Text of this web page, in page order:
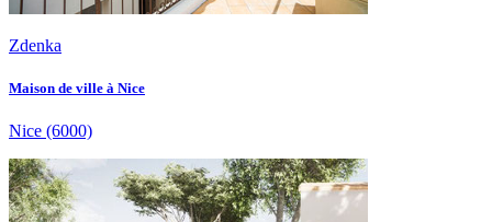
Zdenka
Maison de ville à Nice
Nice (6000)